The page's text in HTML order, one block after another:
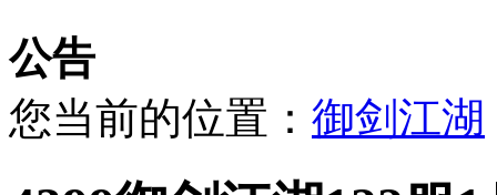
公告
您当前的位置： 御剑江湖